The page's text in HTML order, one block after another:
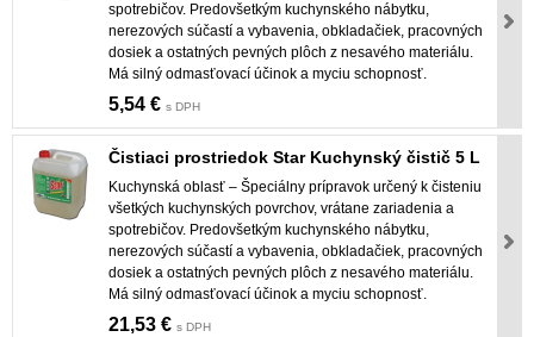
spotrebičov. Predovšetkým kuchynského nábytku,
nerezových súčastí a vybavenia, obkladačiek, pracovných
dosiek a ostatných pevných plôch z nesavého materiálu.
Má silný odmasťovací účinok a myciu schopnosť.
5,54 € s DPH
Čistiaci prostriedok Star Kuchynský čistič 5 L
Kuchynská oblasť – Špeciálny prípravok určený k čisteniu
všetkých kuchynských povrchov, vrátane zariadenia a
spotrebičov. Predovšetkým kuchynského nábytku,
nerezových súčastí a vybavenia, obkladačiek, pracovných
dosiek a ostatných pevných plôch z nesavého materiálu.
Má silný odmasťovací účinok a myciu schopnosť.
21,53 € s DPH